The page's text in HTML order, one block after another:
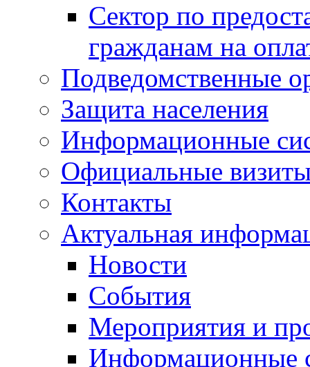
Сектор по
гражданам на
Подведомственные
Защита населения
Информационные
Официальные
Контакты
Актуальная
Новости
События
Мероприятия и
Информационные